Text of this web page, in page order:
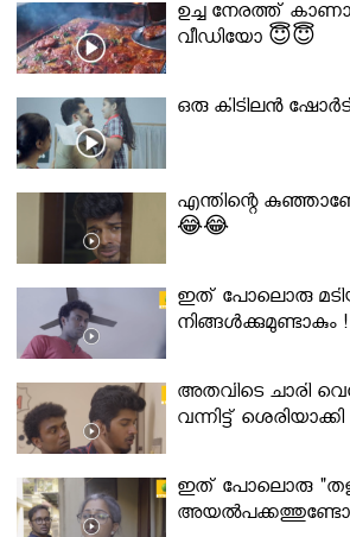
ഉച്ച നേരത്ത്
വീഡിയോ 😇😇
ഒരു കിടിലൻ
എന്തിന്റെ
😂😂
ഇത് പോലൊരു
നിങ്ങൾക്കുമുണ്ടാകും
അതവിടെ ചാരി
വന്നിട്ട്
ഇത് പോലൊരു